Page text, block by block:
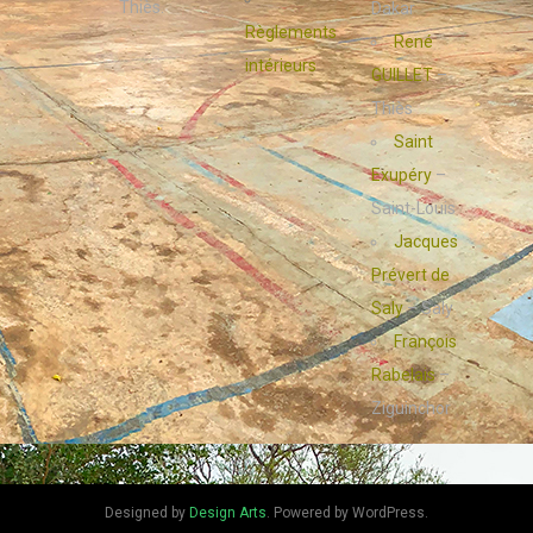
Thiès.
Règlements
intérieurs
Dakar
René
GUILLET–
Thiès
Saint
Exupéry –
Saint-Louis
Jacques
Prévert de
Saly– Saly
François
Rabelais–
Ziguinchor
Designed by Design Arts. Powered by WordPress.